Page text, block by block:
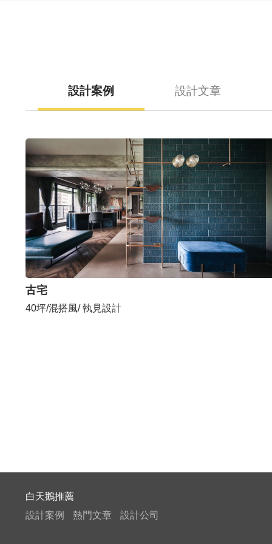
設計案例 設計文章
古宅
40坪/混搭風/ 執見設計
白天鵝推薦
設計案例
熱門文章 設計公司